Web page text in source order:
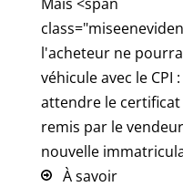
l'acheteur ne
véhicule avec le
attendre le
remis par le
nouvelle
À savoir